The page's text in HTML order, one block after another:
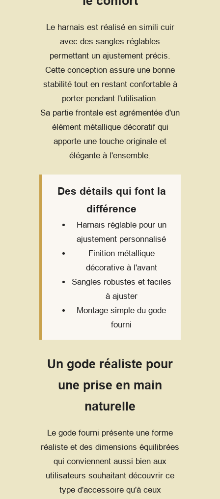
Le harnais est réalisé en simili cuir
avec des sangles réglables
permettant un ajustement précis.
Cette conception assure une bonne
stabilité tout en restant confortable à
porter pendant l'utilisation.
Sa partie frontale est agrémentée d'un
élément métallique décoratif qui
apporte une touche originale et
élégante à l'ensemble.
Des détails qui font la
différence
Harnais réglable pour un
ajustement personnalisé
Finition métallique
décorative à l'avant
Sangles robustes et faciles
à ajuster
Montage simple du gode
fourni
Un gode réaliste pour
une prise en main
naturelle
Le gode fourni présente une forme
réaliste et des dimensions équilibrées
qui conviennent aussi bien aux
utilisateurs souhaitant découvrir ce
type d'accessoire qu'à ceux